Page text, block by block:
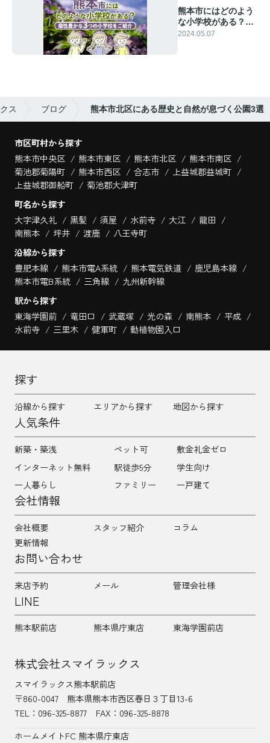
熊本市にはどのよう
な小学校がある？個
性豊かな3つの小学
2024.05.07
ス ブログ 熊本市北区にある歴史と自然が息づく公園3選
市区町村から探す
熊本市中央区
熊本市東区 熊本市北区
熊本市南区
菊池郡菊陽町
熊本市西区 合志市
上益城郡益城町
上益城郡御船町
菊池郡大津町
町名から探す
大字津久礼
黒髪 須屋 水前寺 大江
龍田
南熊本
坪井 渡鹿
八王寺町
沿線から探す
豊肥本線
熊本市電A系統 熊本電気鉄道
鹿児島本線
熊本市電B系統
三角線
九州新幹線
駅から探す
東海学園前
竜田口 武蔵塚 光の森 南熊本
平成
水前寺
三里木 健軍町 動植物園入口
探す
沿線から探す エリアから探す 地図から探す
人気条件
新築・築浅 ペット可
敷金礼金ゼロ
インターネット無料
駅徒歩5分
学生向け
一人暮らし
ファミリー 一戸建て
会社情報
会社概要 スタッフ紹介
コラム
更新情報
お問い合わせ
来店予約 メール 管理会社様
LINE
熊本駅前店 熊本県庁東店 東海学園前店
株式会社スマイラックス
スマイラックス熊本駅前店
〒860-0047
熊本県熊本市西区春日３丁目13-6
TEL： 096-325-8877
FAX：096-325-8878
ホームメイトFC 熊本県庁東店